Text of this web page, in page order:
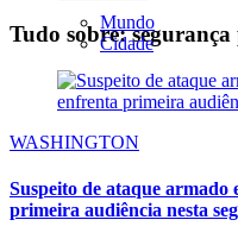
Mundo
Cidade
Tudo sobre:
WASHINGTON
Suspeito de ataque
primeira audiência nesta